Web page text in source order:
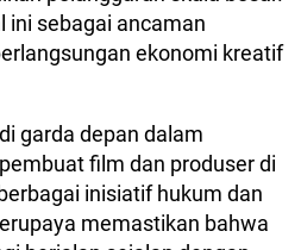
ini sebagai ancaman
ekonomi kreatif
garda depan dalam
film dan produser di
inisiatif hukum dan
memastikan bahwa